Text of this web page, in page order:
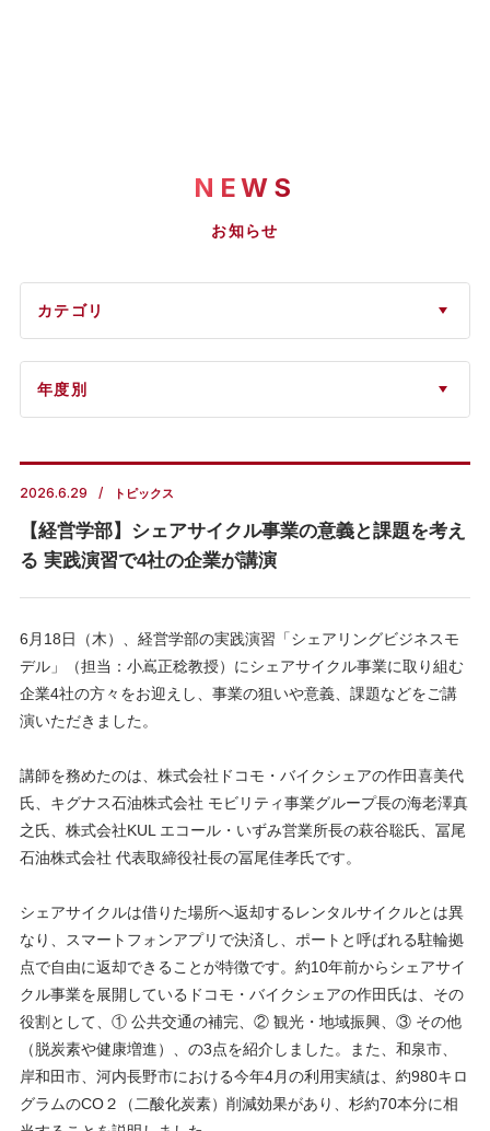
NEWS
お知らせ
2026.6.29 トピックス
【経営学部】シェアサイクル事業の意義と課題を考え
る 実践演習で4社の企業が講演
6月18日（木）、経営学部の実践演習「シェアリングビジネスモ
デル」（担当：小嶌正稔教授）にシェアサイクル事業に取り組む
企業4社の方々をお迎えし、事業の狙いや意義、課題などをご講
演いただきました。
講師を務めたのは、株式会社ドコモ・バイクシェアの作田喜美代
氏、キグナス石油株式会社 モビリティ事業グループ長の海老澤真
之氏、株式会社KUL エコール・いずみ営業所長の萩谷聡氏、冨尾
石油株式会社 代表取締役社長の冨尾佳孝氏です。
シェアサイクルは借りた場所へ返却するレンタルサイクルとは異
なり、スマートフォンアプリで決済し、ポートと呼ばれる駐輪拠
点で自由に返却できることが特徴です。約10年前からシェアサイ
クル事業を展開しているドコモ・バイクシェアの作田氏は、その
役割として、① 公共交通の補完、② 観光・地域振興、③ その他
（脱炭素や健康増進）、の3点を紹介しました。また、和泉市、
岸和田市、河内長野市における今年4月の利用実績は、約980キロ
グラムのCO２（二酸化炭素）削減効果があり、杉約70本分に相
カテゴリ
年度別